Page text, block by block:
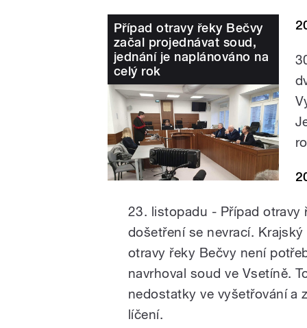
Případ otravy řeky Bečvy
začal projednávat soud,
jednání je naplánováno na
celý rok
23. listopadu - Případ
došetření se nevrací.
otravy řeky Bečvy není
navrhoval soud ve Vsetíně.
nedostatky ve vyšetřování a
líčení.